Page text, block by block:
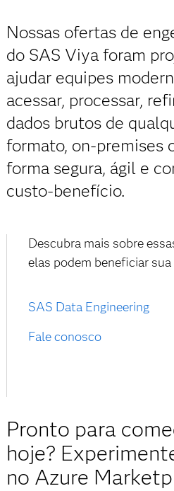
Nossas ofertas de
do SAS Viya foram
ajudar equipes
acessar, processar,
dados brutos de
formato, on-premises
forma segura, ágil e
custo-benefício.
Descubra mais sobre
elas podem beneficiar sua
SAS Data Engineering
Fale conosco
Pronto para
hoje?
no Azure